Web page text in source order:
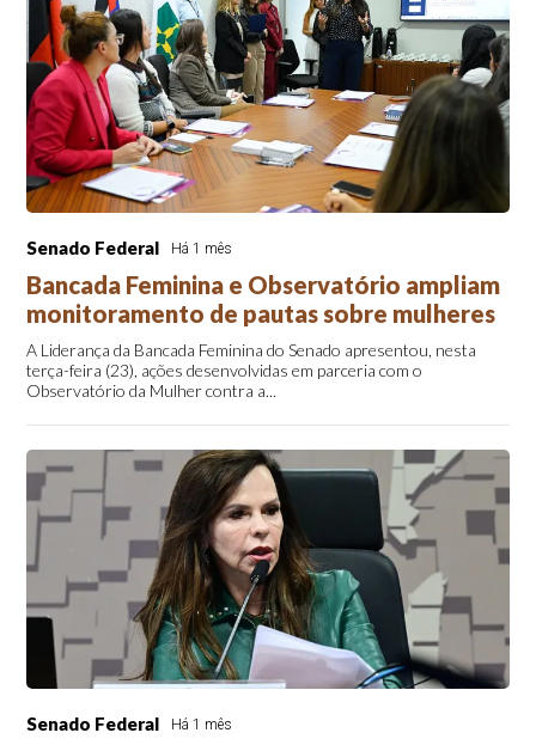
Senado Federal Há 1 mês
Bancada Feminina e Observatório ampliam
monitoramento de pautas sobre mulheres
A Liderança da Bancada Feminina do Senado apresentou, nesta
terça-feira (23), ações desenvolvidas em parceria com o
Observatório da Mulher contra a...
Senado Federal Há 1 mês